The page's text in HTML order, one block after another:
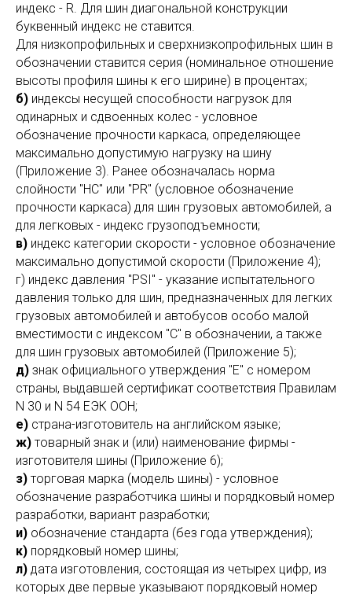
индекс - R. Для шин диагональной конструкции
буквенный индекс не ставится.
Для низкопрофильных и сверхнизкопрофильных шин в
обозначении ставится серия (номинальное отношение
высоты профиля шины к его ширине) в процентах;
б) индексы несущей способности нагрузок для
одинарных и сдвоенных колес - условное
обозначение прочности каркаса, определяющее
максимально допустимую нагрузку на шину
(Приложение 3). Ранее обозначалась норма
слойности "НС" или "PR" (условное обозначение
прочности каркаса) для шин грузовых автомобилей, а
для легковых - индекс грузоподъемности;
в) индекс категории скорости - условное обозначение
максимально допустимой скорости (Приложение 4);
г) индекс давления "PSI" - указание испытательного
давления только для шин, предназначенных для легких
грузовых автомобилей и автобусов особо малой
вместимости с индексом "С" в обозначении, а также
для шин грузовых автомобилей (Приложение 5);
д) знак официального утверждения "Е" с номером
страны, выдавшей сертификат соответствия Правилам
N 30 и N 54 ЕЭК ООН;
е) страна-изготовитель на английском языке;
ж) товарный знак и (или) наименование фирмы -
изготовителя шины (Приложение 6);
з) торговая марка (модель шины) - условное
обозначение разработчика шины и порядковый номер
разработки, вариант разработки;
и) обозначение стандарта (без года утверждения);
к) порядковый номер шины;
л) дата изготовления, состоящая из четырех цифр, из
которых две первые указывают порядковый номер